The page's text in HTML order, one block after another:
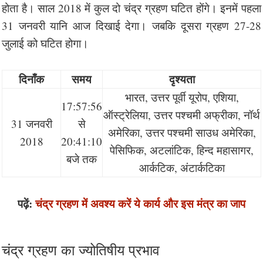
होता है। साल 2018 में कुल दो चंद्र ग्रहण घटित होंगे। इनमें पहला
31 जनवरी यानि आज दिखाई देगा। जबकि दूसरा ग्रहण 27-28
जुलाई को घटित होगा।
दिनाँक समय दृश्यता
31 जनवरी
2018
17:57:56
से
20:41:10
बजे तक
भारत, उत्तर पूर्वी यूरोप, एशिया,
ऑस्ट्रेलिया, उत्तर पश्चमी अफ्रीका, नॉर्थ
अमेरिका, उत्तर पश्चमी साउध अमेरिका,
पेसिफिक, अटलांटिक, हिन्द महासागर,
आर्कटिक, अंटार्कटिका
पढ़ें:चंद्र ग्रहण में अवश्य करें ये कार्य और इस मंत्र का जाप
चंद्र ग्रहण का ज्योतिषीय प्रभाव